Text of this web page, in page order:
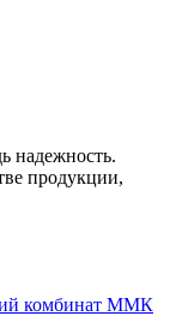
надежность.
продукции,